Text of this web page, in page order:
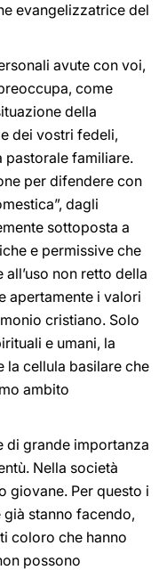
evangelizzatrice del
avute con voi,
come
della
dei vostri fedeli,
pastorale familiare.
per difendere con
dagli
sottoposta a
e permissive che
non retto della
apertamente i valori
cristiano. Solo
e umani, la
cellula basilare che
ambito
di grande importanza
Nella società
giovane. Per questo i
stanno facendo,
coloro che hanno
possono